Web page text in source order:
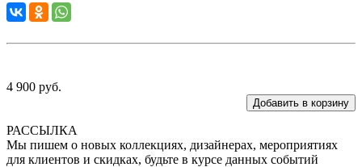
4 900 руб.
РАССЫЛКА
Мы пишем о новых коллекциях, дизайнерах, мероприятиях
для клиентов и скидках, будьте в курсе данных событий